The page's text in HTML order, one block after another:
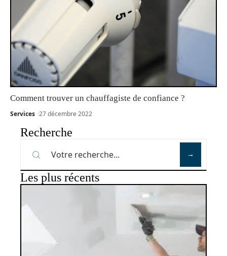
Comment trouver un chauffagiste de confiance ?
Services 27 décembre 2022
Recherche
Les plus récents